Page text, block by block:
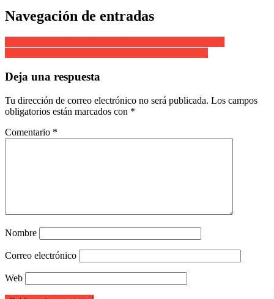
Navegación de entradas
Deja una respuesta
Tu dirección de correo electrónico no será publicada. Los campos
obligatorios están marcados con *
Comentario *
Nombre
Correo electrónico
Web